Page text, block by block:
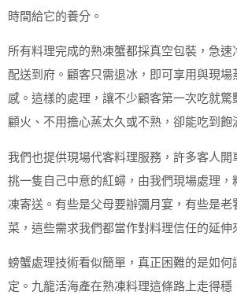
時間給它的養分。
所有料理完成的熟凍蟹都採真空包裝，急速
配送到府。顧客只需退冰，即可享用與現場
感。這樣的處理，讓不少顧客第一次吃就
顧火、不用擔心蒸太久或不熟，卻能吃到飽
我們也提供現場代客料理服務，許多客人開
挑一隻自己中意的紅蟳，由我們現場處理，
凍寄送。有些是父母要辦彌月宴，有些是老
菜，這些需求我們都當作對料理信任的延伸
螃蟹處理技術看似簡單，真正困難的是如
定。九龍活海產在熟凍料理這條路上走得